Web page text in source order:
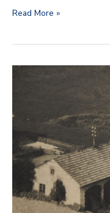
Read More »
1952